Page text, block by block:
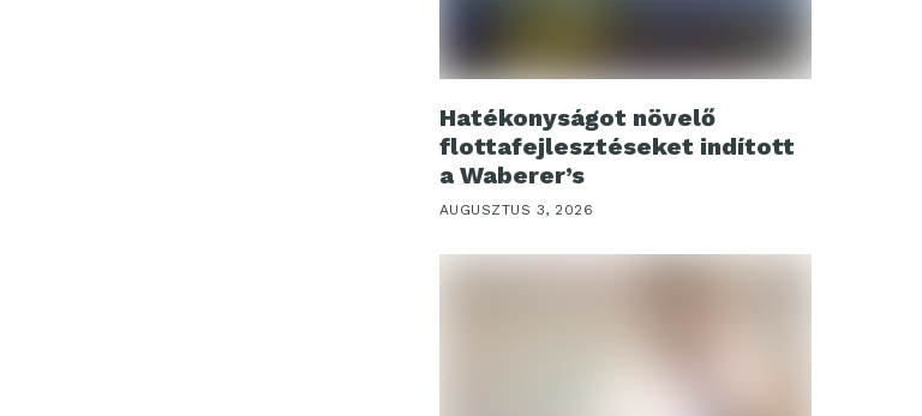
Hatékonyságot növelő
flottafejlesztéseket indított
a Waberer’s
AUGUSZTUS 3, 2026